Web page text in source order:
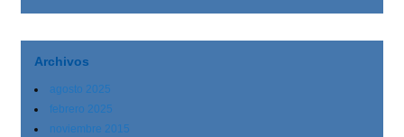
Archivos
agosto 2025
febrero 2025
noviembre 2015